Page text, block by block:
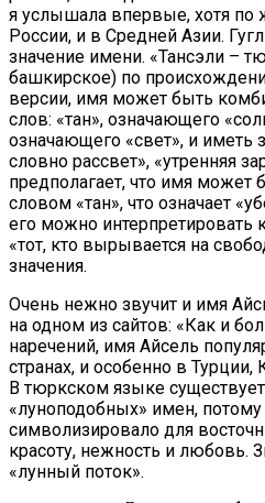
я услышала впервые, хотя
России, и в Средней Азии.
значение имени. «Тансэли –
башкирское) по
версии, имя может быть
слов: «тан», означающего
означающего «свет», и иметь
словно рассвет», «утренняя
предполагает, что имя может
словом «тан», что означает
его можно интерпретировать
«тот, кто вырывается на
значения.
Очень нежно звучит и имя
на одном из сайтов: «Как и
наречений, имя Айсель
странах, и особенно в Турции,
В тюркском языке
«луноподобных» имен, потому
символизировало для
красоту, нежность и любовь.
«лунный поток».